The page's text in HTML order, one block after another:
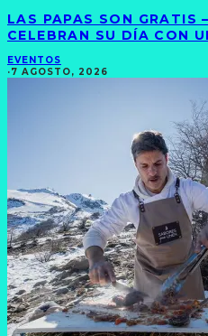
LAS PAPAS SON GRATIS
CELEBRAN SU DÍA CON
EVENTOS
·7 AGOSTO, 2026